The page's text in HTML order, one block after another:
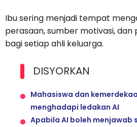
Ibu sering menjadi tempat
perasaan, sumber motivasi,
bagi setiap ahli keluarga.
DISYORKAN
Mahasiswa dan
menghadapi ledakan AI
Apabila AI boleh menjawab